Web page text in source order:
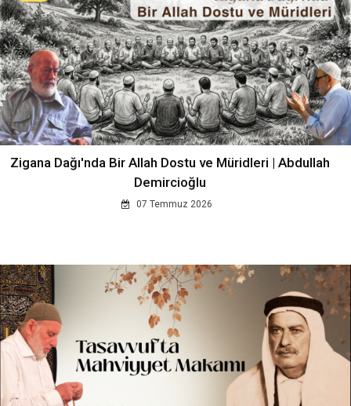
Zigana Dağı'nda Bir Allah Dostu ve Müridleri | Abdullah
Demircioğlu
07 Temmuz 2026